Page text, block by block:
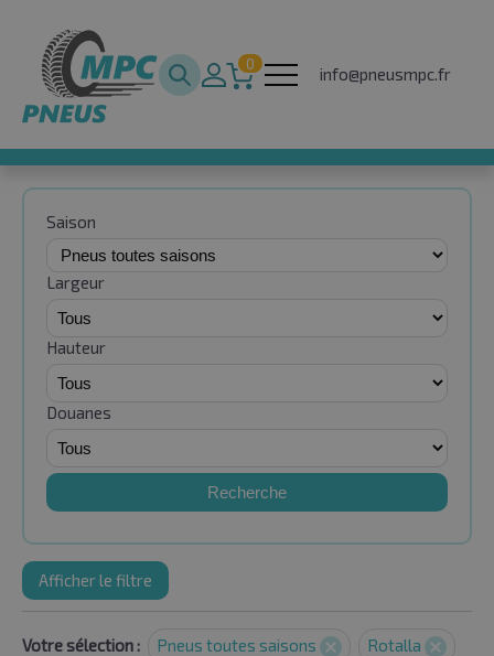
0
info@pneusmpc.fr
Saison
Largeur
Hauteur
Douanes
Recherche
Afficher le filtre
Votre sélection : Pneus toutes saisons Rotalla